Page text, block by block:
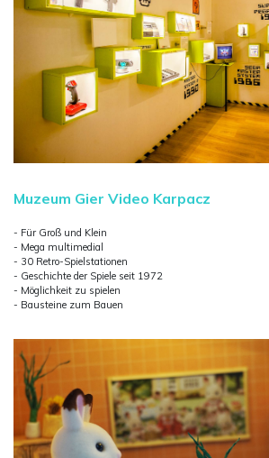
Muzeum Gier Video Karpacz
- Für Groß und Klein
- Mega multimedial
- 30 Retro-Spielstationen
- Geschichte der Spiele seit 1972
- Möglichkeit zu spielen
- Bausteine zum Bauen